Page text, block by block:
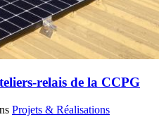
relais de la CCPG
Projets & Réalisations